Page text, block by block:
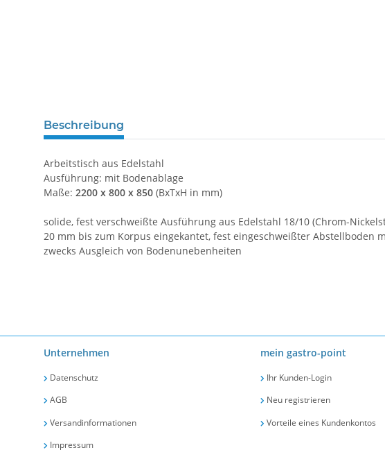
Beschreibung
Arbeitstisch aus Edelstahl
Ausführung: mit Bodenablage
Maße: 2200 x 800 x 850 (BxTxH in mm)
solide, fest verschweißte Ausführung aus Edelstahl 18/10 (Chrom-
20 mm bis zum Korpus eingekantet, fest eingeschweißter
zwecks Ausgleich von Bodenunebenheiten
Unternehmen
Datenschutz
AGB
Versandinformationen
Impressum
mein gastro-point
Ihr Kunden-Login
Neu registrieren
Vorteile eines Kundenkontos